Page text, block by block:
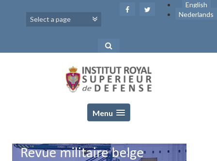
English
Nederlands
Menu